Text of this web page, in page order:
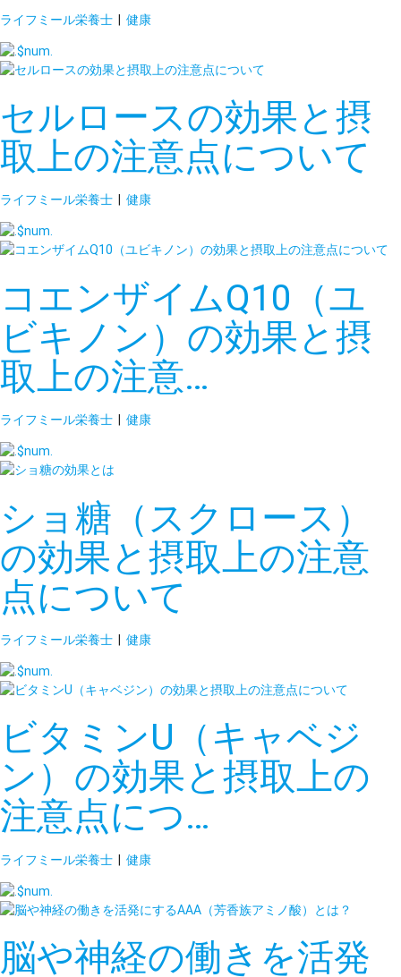
ライフミール栄養士 | 健康
セルロースの効果と摂
取上の注意点について
ライフミール栄養士 健康
コエンザイムQ10（ユ
ビキノン）の効果と摂
取上の注意…
ライフミール栄養士 | 健康
ショ糖（スクロース）
の効果と摂取上の注意
点について
ライフミール栄養士 | 健康
ビタミンU（キャベジ
ン）の効果と摂取上の
注意点につ…
ライフミール栄養士 | 健康
脳や神経の働きを活発